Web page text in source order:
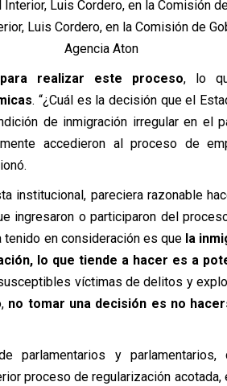
Luis Cordero, en la Comisión de
Agencia Aton
realizar este proceso, lo
. “¿Cuál es la decisión que el
de inmigración irregular en el
accedieron al proceso de
institucional, pareciera razonable
ingresaron o participaron del
en consideración es que la
lo que tiende a hacer es a
víctimas de delitos y
no tomar una decisión es no
parlamentarios y
proceso de regularización